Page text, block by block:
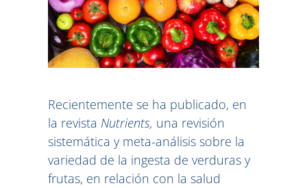
Recientemente se ha publicado, en
la revista Nutrients, una revisión
sistemática y meta-análisis sobre la
variedad de la ingesta de verduras y
frutas, en relación con la salud